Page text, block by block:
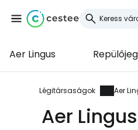
Aer Lingus
Légitársaságok Aer
Aer
Cestee-be
... az utazási